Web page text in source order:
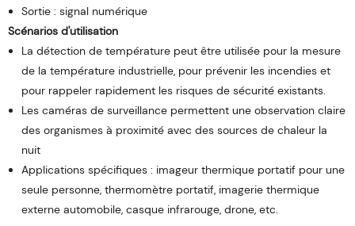
Sortie : signal numérique
Scénarios d'utilisation
La détection de température peut être utilisée pour la mesure
de la température industrielle, pour prévenir les incendies et
pour rappeler rapidement les risques de sécurité existants.
Les caméras de surveillance permettent une observation claire
des organismes à proximité avec des sources de chaleur la
nuit
Applications spécifiques : imageur thermique portatif pour une
seule personne, thermomètre portatif, imagerie thermique
externe automobile, casque infrarouge, drone, etc.